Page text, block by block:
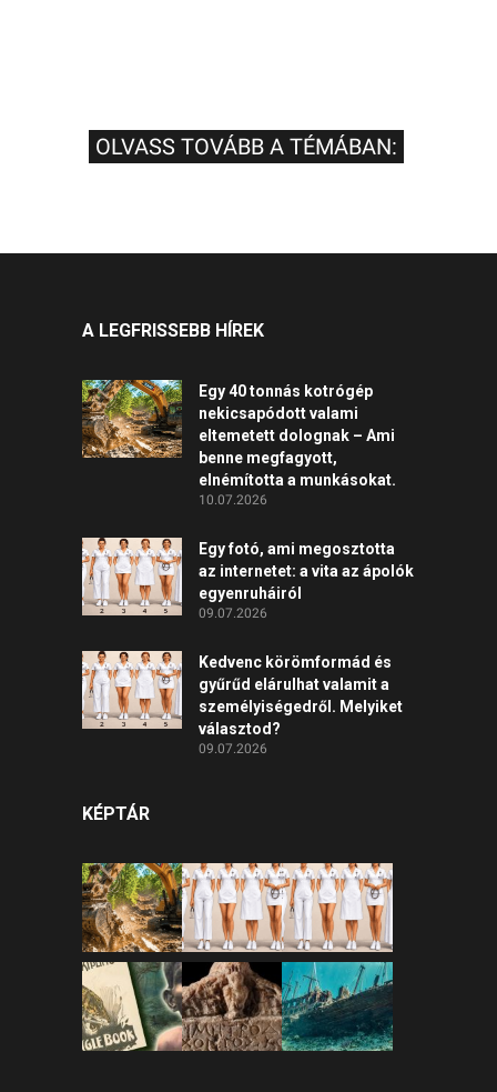
OLVASS TOVÁBB A TÉMÁBAN:
A LEGFRISSEBB HÍREK
Egy 40 tonnás kotrógép
nekicsapódott valami
eltemetett dolognak – Ami
benne megfagyott,
elnémította a munkásokat.
10.07.2026
Egy fotó, ami megosztotta
az internetet: a vita az ápolók
egyenruháiról
09.07.2026
Kedvenc körömformád és
gyűrűd elárulhat valamit a
személyiségedről. Melyiket
választod?
09.07.2026
KÉPTÁR